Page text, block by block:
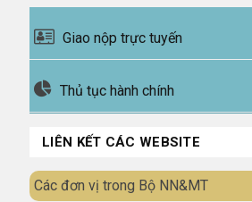
Giao nộp trực tuyến
Thủ tục hành chính
LIÊN KẾT CÁC WEBSITE
Các đơn vị trong Bộ NN&MT